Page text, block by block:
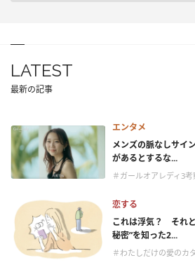
LATEST
最新の記事
エンタメ
メンズの脈なしサイ
があるとするな...
＃ガールオアレディ3考
恋する
これは浮気？ それ
秘密”を知った2...
＃わたしだけの愛のカ